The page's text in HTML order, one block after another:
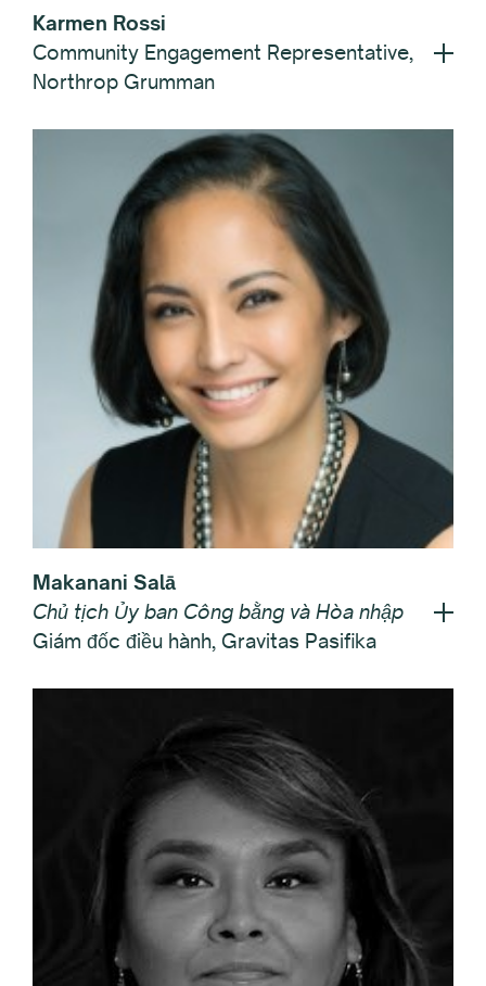
Karmen Rossi
Community Engagement Representative,
Northrop Grumman
Makanani Salā
Chủ tịch Ủy ban Công bằng và Hòa nhập
Giám đốc điều hành, Gravitas Pasifika